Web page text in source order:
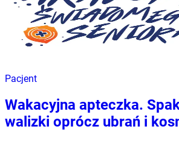
Pacjent
Wakacyjna apteczka.
walizki oprócz ubrań i